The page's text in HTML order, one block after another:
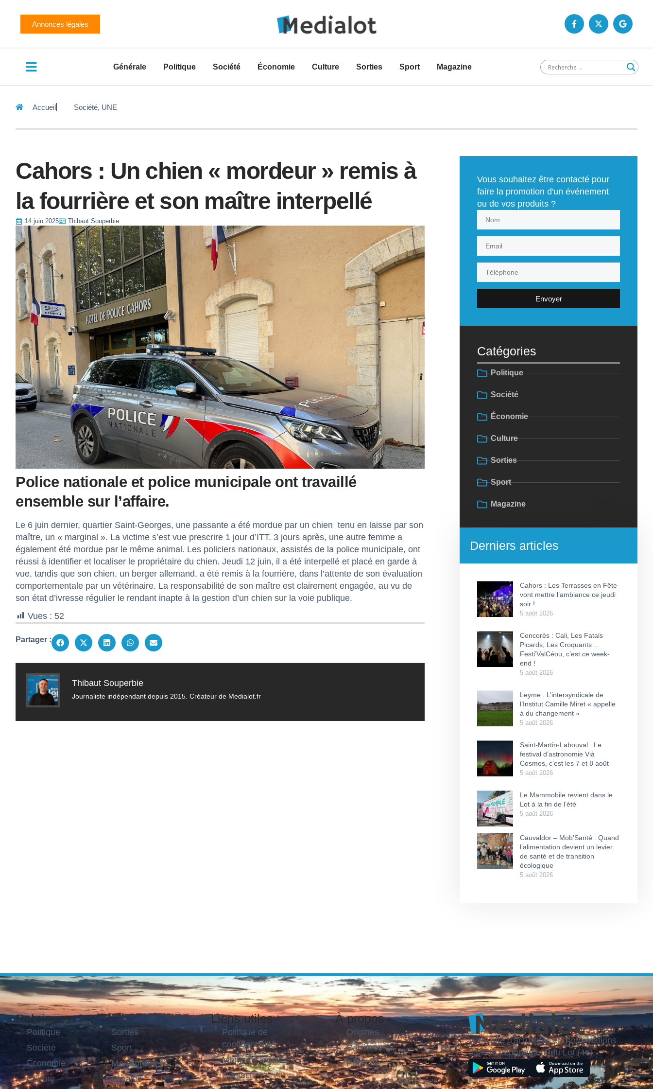
Annonces légales
Générale Politique Société Économie Culture Sorties Sport Magazine
Accueil Société, UNE
Cahors : Un chien « mordeur » remis à
la fourrière et son maître interpellé
14 juin 2025 Thibaut Souperbie
Police nationale et police municipale ont travaillé
ensemble sur l’affaire.
Le 6 juin dernier, quartier Saint-Georges, une passante a été mordue par un chien tenu en laisse par son
maître, un « marginal ». La victime s’est vue prescrire 1 jour d’ITT. 3 jours après, une autre femme a
également été mordue par le même animal. Les policiers nationaux, assistés de la police municipale, ont
réussi à identifier et localiser le propriétaire du chien. Jeudi 12 juin, il a été interpellé et placé en garde à
vue, tandis que son chien, un berger allemand, a été remis à la fourrière, dans l’attente de son évaluation
comportementale par un vétérinaire. La responsabilité de son maître est clairement engagée, au vu de
son état d’ivresse régulier le rendant inapte à la gestion d’un chien sur la voie publique.
Vues : 52
Partager :
Thibaut Souperbie
Journaliste indépendant depuis 2015. Créateur de Medialot.fr
Vous souhaitez être contacté pour
faire la promotion d'un événement
ou de vos produits ?
Envoyer
Catégories
Politique
Société
Économie
Culture
Sorties
Sport
Magazine
Derniers articles
Cahors : Les Terrasses en Fête
vont mettre l’ambiance ce jeudi
soir !
5 août 2026
Concorès : Cali, Les Fatals
Picards, Les Croquants…
Festi’ValCéou, c’est ce week-
end !
5 août 2026
Leyme : L’intersyndicale de
l’Institut Camille Miret « appelle
à du changement »
5 août 2026
Saint-Martin-Labouval : Le
festival d’astronomie Vià
Cosmos, c’est les 7 et 8 août
5 août 2026
Le Mammobile revient dans le
Lot à la fin de l’été
5 août 2026
Cauvaldor – Mob’Santé : Quand
l’alimentation devient un levier
de santé et de transition
écologique
5 août 2026
Rubriques
Politique
Société
Économie
Culture
Sorties
Sport
Magazine
Légales
Liens utiles
Politique de
confidentialité
Mentions légales
Contact
À propos
Origines
Carrières
Publicité
Votre site d'actualités et d'informations
dans le département du Lot (46).